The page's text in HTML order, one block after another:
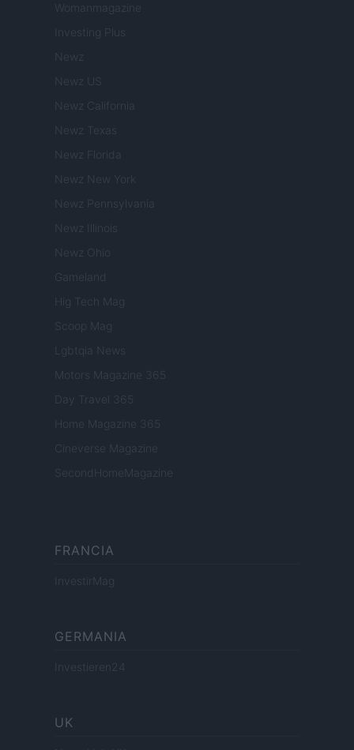
Womanmagazine
Investing Plus
Newz
Newz US
Newz California
Newz Texas
Newz Florida
Newz New York
Newz Pennsylvania
Newz Illinois
Newz Ohio
Gameland
Hig Tech Mag
Scoop Mag
Lgbtqia News
Motors Magazine 365
Day Travel 365
Home Magazine 365
Cineverse Magazine
SecondHomeMagazine
FRANCIA
InvestirMag
GERMANIA
Investieren24
UK